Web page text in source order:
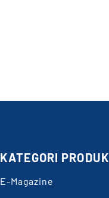
KATEGORI PRODUK
E-Magazine